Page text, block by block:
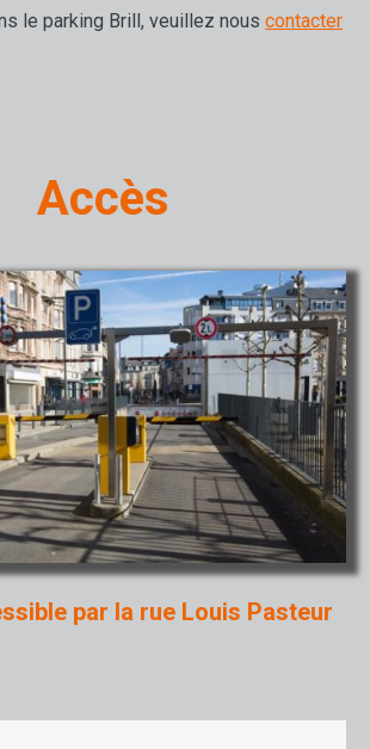
le parking Brill, veuillez nous contacter
Accès
par la rue Louis Pasteur